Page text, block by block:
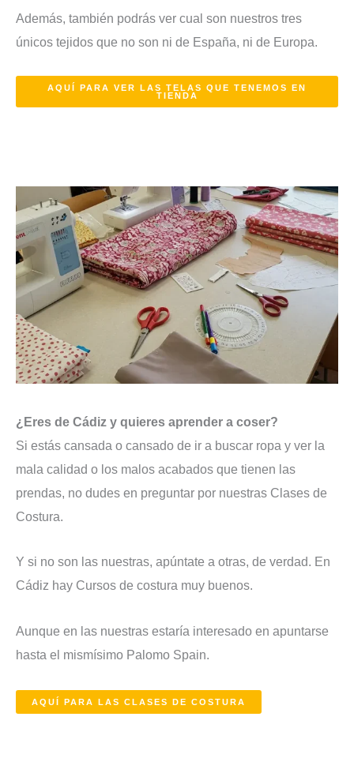
Además, también podrás ver cual son nuestros tres
únicos tejidos que no son ni de España, ni de Europa.
AQUÍ PARA VER LAS TELAS QUE TENEMOS EN
TIENDA
¿Eres de Cádiz y quieres aprender a coser?
Si estás cansada o cansado de ir a buscar ropa y ver la
mala calidad o los malos acabados que tienen las
prendas, no dudes en preguntar por nuestras Clases de
Costura.
Y si no son las nuestras, apúntate a otras, de verdad. En
Cádiz hay Cursos de costura muy buenos.
Aunque en las nuestras estaría interesado en apuntarse
hasta el mismísimo Palomo Spain.
AQUÍ PARA LAS CLASES DE COSTURA